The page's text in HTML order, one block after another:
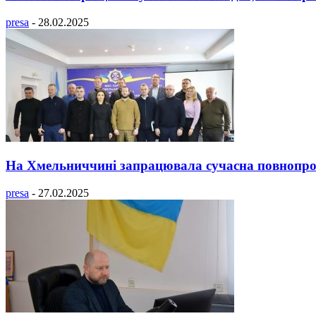
presa - 28.02.2025
На Хмельниччині запрацювала сучасна
presa - 27.02.2025